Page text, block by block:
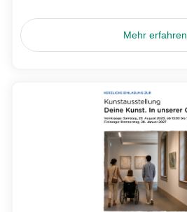
Mehr erfahren